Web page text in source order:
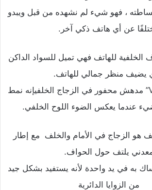
، فهو شيء لم نشهده من قبل ويبدو
عن أي هاتف ذكي آخر.
الخلفية للهاتف فهي تميل للسواد الداكن
يضيف منظر جمالي للهاتف.
كما يتميز بنمط “V” مدهش محفور في الزجاج الخلفيإنه نمط
عندما يعكس الضوء اللوح الخلفي.
هو الزجاج في الأمام والخلف مع إطار
يلتف حول الحواف.
به في يد واحدة لأنه يستفيد بشكل جيد
من الزوايا الدائرية